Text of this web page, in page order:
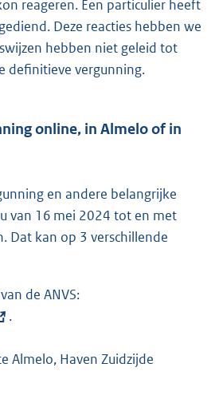
reageren. Een particulier heeft
Deze reacties hebben we
hebben niet geleid tot
definitieve vergunning.
online, in Almelo of in
en andere belangrijke
van 16 mei 2024 tot en met
Dat kan op 3 verschillende
de ANVS:
e
.
Almelo, Haven Zuidzijde